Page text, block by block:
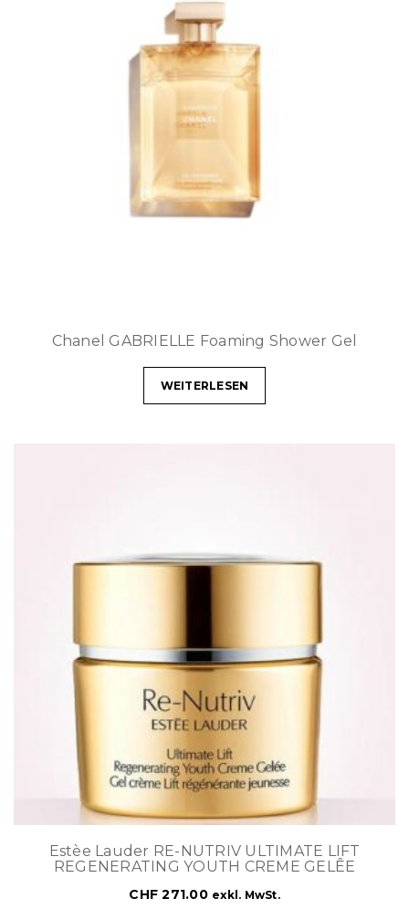
Chanel GABRIELLE Foaming Shower Gel
WEITERLESEN
Estèe Lauder RE-NUTRIV ULTIMATE LIFT
REGENERATING YOUTH CREME GELÊE
CHF 271.00 exkl. MwSt.